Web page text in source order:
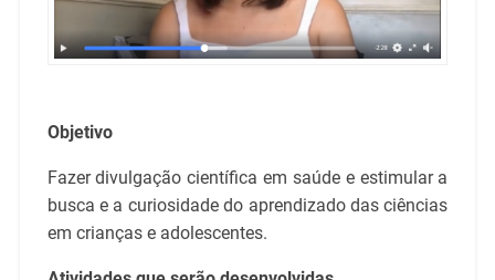
Objetivo
Fazer divulgação científica em saúde e estimular a
busca e a curiosidade do aprendizado das ciências
em crianças e adolescentes.